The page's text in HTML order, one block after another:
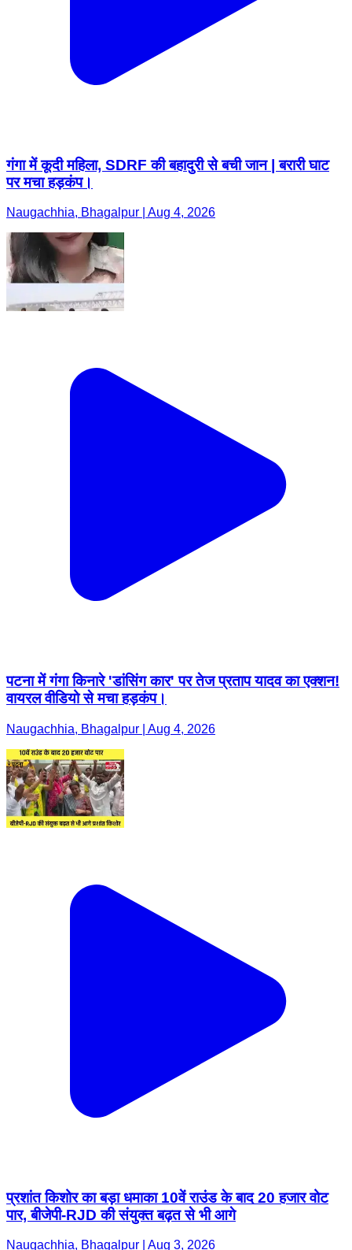
गंगा में कूदी महिला, SDRF की बहादुरी से बची जान | बरारी घाट
पर मचा हड़कंप।
Naugachhia, Bhagalpur | Aug 4, 2026
पटना में गंगा किनारे 'डांसिंग कार' पर तेज प्रताप यादव का एक्शन!
वायरल वीडियो से मचा हड़कंप।
Naugachhia, Bhagalpur | Aug 4, 2026
प्रशांत किशोर का बड़ा धमाका 10वें राउंड के बाद 20 हजार वोट
पार, बीजेपी-RJD की संयुक्त बढ़त से भी आगे
Naugachhia, Bhagalpur | Aug 3, 2026